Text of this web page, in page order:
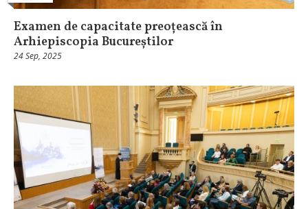
Examen de capacitate preoțească în
Arhiepiscopia Bucureștilor
24 Sep, 2025